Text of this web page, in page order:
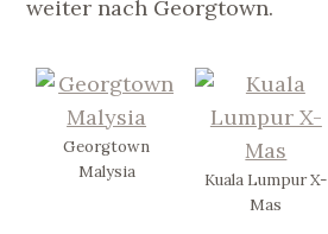
weiter nach Georgtown.
Georgtown
Malysia
Kuala Lumpur X-
Mas